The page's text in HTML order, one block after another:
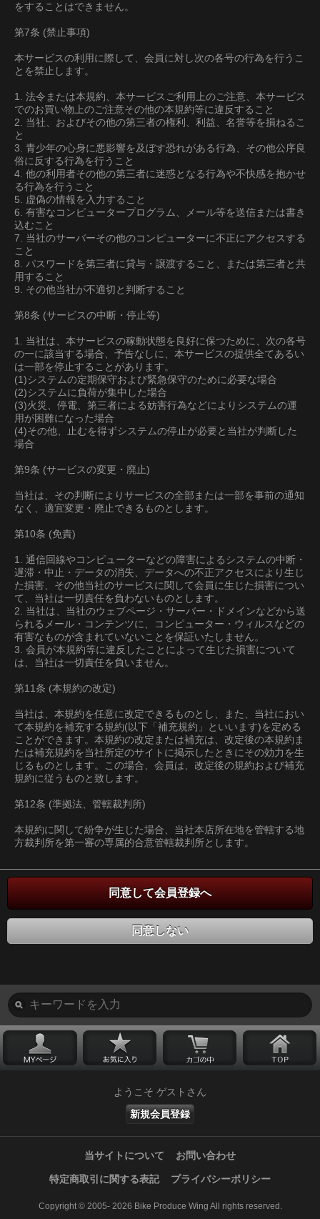
をすることはできません。
第7条 (禁止事項)
本サービスの利用に際して、会員に対し次の各号の行為を行うこ
とを禁止します。
1. 法令または本規約、本サービスご利用上のご注意、本サービス
でのお買い物上のご注意その他の本規約等に違反すること
2. 当社、およびその他の第三者の権利、利益、名誉等を損ねるこ
と
3. 青少年の心身に悪影響を及ぼす恐れがある行為、その他公序良
俗に反する行為を行うこと
4. 他の利用者その他の第三者に迷惑となる行為や不快感を抱かせ
る行為を行うこと
5. 虚偽の情報を入力すること
6. 有害なコンピュータープログラム、メール等を送信または書き
込むこと
7. 当社のサーバーその他のコンピューターに不正にアクセスする
こと
8. パスワードを第三者に貸与・譲渡すること、または第三者と共
用すること
9. その他当社が不適切と判断すること
第8条 (サービスの中断・停止等)
1. 当社は、本サービスの稼動状態を良好に保つために、次の各号
の一に該当する場合、予告なしに、本サービスの提供全てあるい
は一部を停止することがあります。
(1)システムの定期保守および緊急保守のために必要な場合
(2)システムに負荷が集中した場合
(3)火災、停電、第三者による妨害行為などによりシステムの運
用が困難になった場合
(4)その他、止むを得ずシステムの停止が必要と当社が判断した
場合
第9条 (サービスの変更・廃止)
当社は、その判断によりサービスの全部または一部を事前の通知
なく、適宜変更・廃止できるものとします。
第10条 (免責)
1. 通信回線やコンピューターなどの障害によるシステムの中断・
遅滞・中止・データの消失、データへの不正アクセスにより生じ
た損害、その他当社のサービスに関して会員に生じた損害につい
て、当社は一切責任を負わないものとします。
2. 当社は、当社のウェブページ・サーバー・ドメインなどから送
られるメール・コンテンツに、コンピューター・ウィルスなどの
有害なものが含まれていないことを保証いたしません。
3. 会員が本規約等に違反したことによって生じた損害について
は、当社は一切責任を負いません。
第11条 (本規約の改定)
当社は、本規約を任意に改定できるものとし、また、当社におい
て本規約を補充する規約(以下「補充規約」といいます)を定める
ことができます。本規約の改定または補充は、改定後の本規約ま
たは補充規約を当社所定のサイトに掲示したときにその効力を生
じるものとします。この場合、会員は、改定後の規約および補充
規約に従うものと致します。
第12条 (準拠法、管轄裁判所)
本規約に関して紛争が生じた場合、当社本店所在地を管轄する地
方裁判所を第一審の専属的合意管轄裁判所とします。
同意して会員登録へ
同意しない
ようこそ ゲストさん
新規会員登録
当サイトについて お問い合わせ
特定商取引に関する表記 プライバシーポリシー
Copyright © 2005- 2026 Bike Produce Wing All rights reserved.